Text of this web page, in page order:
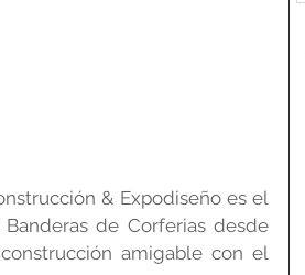
& Expodiseño es el
de Corferias desde
amigable con el